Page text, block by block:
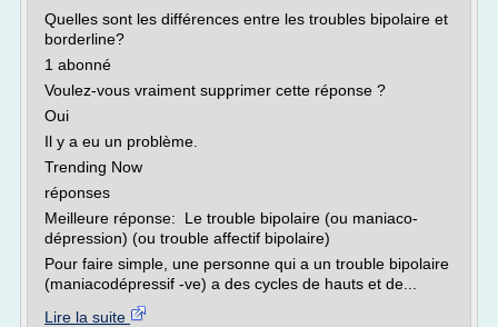
Quelles sont les différences entre les troubles bipolaire et
borderline?
1 abonné
Voulez-vous vraiment supprimer cette réponse ?
Oui
Il y a eu un problème.
Trending Now
réponses
Meilleure réponse: Le trouble bipolaire (ou maniaco-
dépression) (ou trouble affectif bipolaire)
Pour faire simple, une personne qui a un trouble bipolaire
(maniacodépressif -ve) a des cycles de hauts et de...
Lire la suite